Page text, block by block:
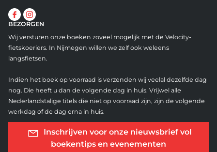
BEZORGEN
Wij versturen onze boeken zoveel mogelijk met de Velocity-
fietskoeriers. In Nijmegen willen we zelf ook weleens
langsfietsen.
Indien het boek op voorraad is verzenden wij veelal dezelfde dag
nog. Die heeft u dan de volgende dag in huis. Vrijwel alle
Nederlandstalige titels die niet op voorraad zijn, zijn de volgende
werkdag of de dag erna in huis.
Inschrijven voor onze nieuwsbrief vol
boekentips en evenementen